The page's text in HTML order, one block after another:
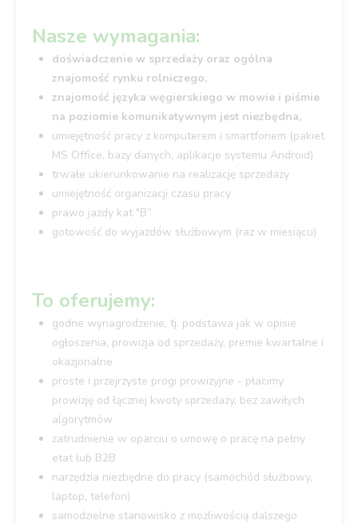
Nasze wymagania:
doświadczenie w sprzedaży oraz ogólna
znajomość rynku rolniczego,
znajomość języka węgierskiego w mowie i piśmie
na poziomie komunikatywnym jest niezbędna,
umiejętność pracy z komputerem i smartfonem (pakiet
MS Office, bazy danych, aplikacje systemu Android)
trwałe ukierunkowanie na realizację sprzedaży
umiejętność organizacji czasu pracy
prawo jazdy kat "B”
gotowość do wyjazdów służbowym (raz w miesiącu)
To oferujemy:
godne wynagrodzenie, tj. podstawa jak w opisie
ogłoszenia, prowizja od sprzedaży, premie kwartalne i
okazjonalne
proste i przejrzyste progi prowizyjne - płacimy
prowizję od łącznej kwoty sprzedaży, bez zawiłych
algorytmów
zatrudnienie w oparciu o umowę o pracę na pełny
etat lub B2B
narzędzia niezbędne do pracy (samochód służbowy,
laptop, telefon)
samodzielne stanowisko z możliwością dalszego